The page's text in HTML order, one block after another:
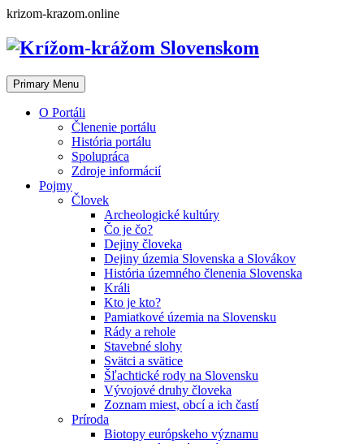
Skip
content
krizom-krazom.online
Primary Menu
O Portáli
Členenie portálu
História portálu
Spolupráca
Zdroje informácií
Pojmy
Človek
Archeologické kultúry
Čo je čo?
Dejiny človeka
Dejiny územia Slovenska a Slovákov
História územného členenia Slovenska
Králi
Kto je kto?
Pamiatkové územia na Slovensku
Rády a rehole
Stavebné slohy
Svätci a svätice
Šľachtické rody na Slovensku
Vývojové druhy človeka
Zoznam miest, obcí a ich častí
Príroda
Biotopy európskeho významu